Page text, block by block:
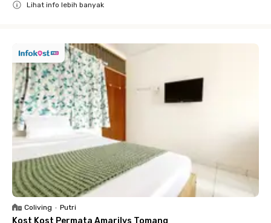
Lihat info lebih banyak
Coliving • Putri
Kost Kost Permata Amarilys Tomang